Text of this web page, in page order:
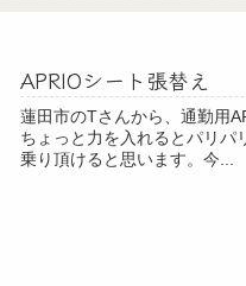
APRIOシート張替え
蓮田市のTさんから、通勤用
ちょっと力を入れるとパリパ
乗り頂けると思います。今...